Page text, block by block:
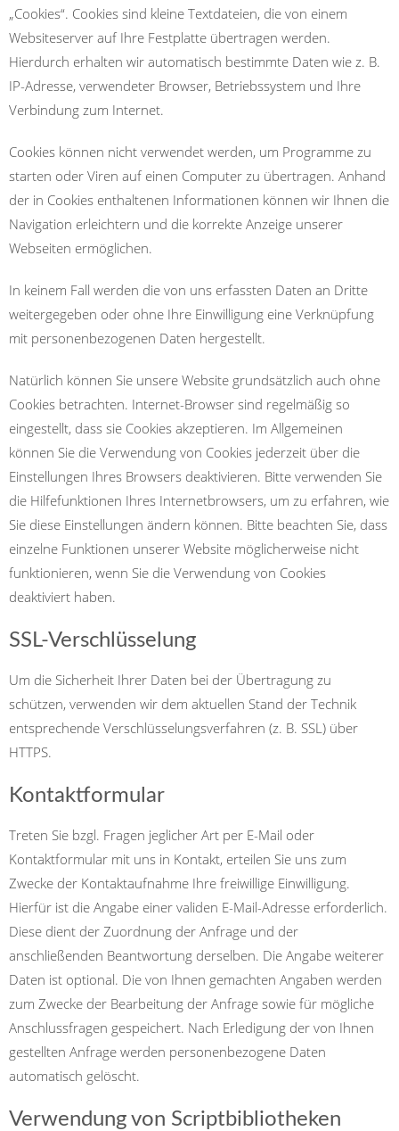
„Cookies“. Cookies sind kleine Textdateien, die von einem
Websiteserver auf Ihre Festplatte übertragen werden.
Hierdurch erhalten wir automatisch bestimmte Daten wie z. B.
IP-Adresse, verwendeter Browser, Betriebssystem und Ihre
Verbindung zum Internet.
Cookies können nicht verwendet werden, um Programme zu
starten oder Viren auf einen Computer zu übertragen. Anhand
der in Cookies enthaltenen Informationen können wir Ihnen die
Navigation erleichtern und die korrekte Anzeige unserer
Webseiten ermöglichen.
In keinem Fall werden die von uns erfassten Daten an Dritte
weitergegeben oder ohne Ihre Einwilligung eine Verknüpfung
mit personenbezogenen Daten hergestellt.
Natürlich können Sie unsere Website grundsätzlich auch ohne
Cookies betrachten. Internet-Browser sind regelmäßig so
eingestellt, dass sie Cookies akzeptieren. Im Allgemeinen
können Sie die Verwendung von Cookies jederzeit über die
Einstellungen Ihres Browsers deaktivieren. Bitte verwenden Sie
die Hilfefunktionen Ihres Internetbrowsers, um zu erfahren, wie
Sie diese Einstellungen ändern können. Bitte beachten Sie, dass
einzelne Funktionen unserer Website möglicherweise nicht
funktionieren, wenn Sie die Verwendung von Cookies
deaktiviert haben.
SSL-Verschlüsselung
Um die Sicherheit Ihrer Daten bei der Übertragung zu
schützen, verwenden wir dem aktuellen Stand der Technik
entsprechende Verschlüsselungsverfahren (z. B. SSL) über
HTTPS.
Kontaktformular
Treten Sie bzgl. Fragen jeglicher Art per E-Mail oder
Kontaktformular mit uns in Kontakt, erteilen Sie uns zum
Zwecke der Kontaktaufnahme Ihre freiwillige Einwilligung.
Hierfür ist die Angabe einer validen E-Mail-Adresse erforderlich.
Diese dient der Zuordnung der Anfrage und der
anschließenden Beantwortung derselben. Die Angabe weiterer
Daten ist optional. Die von Ihnen gemachten Angaben werden
zum Zwecke der Bearbeitung der Anfrage sowie für mögliche
Anschlussfragen gespeichert. Nach Erledigung der von Ihnen
gestellten Anfrage werden personenbezogene Daten
automatisch gelöscht.
Verwendung von Scriptbibliotheken